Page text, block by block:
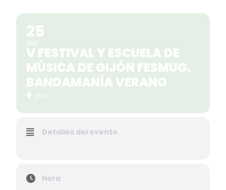
25
JUL
V FESTIVAL Y ESCUELA DE
MÚSICA DE GIJÓN FESMUG.
BANDAMANÍA VERANO
Jove
Detalles del evento
Hora